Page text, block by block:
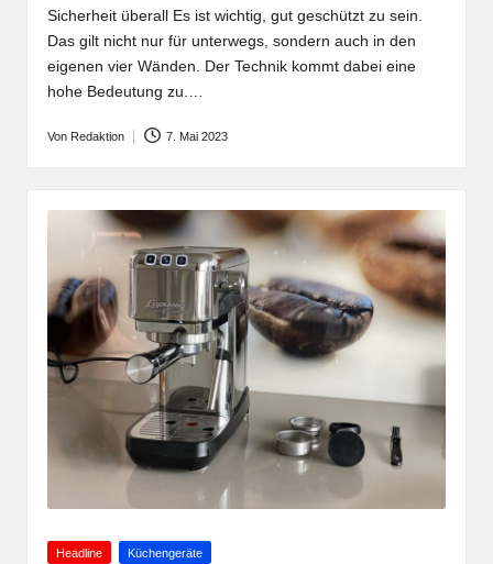
Sicherheit überall Es ist wichtig, gut geschützt zu sein.
Das gilt nicht nur für unterwegs, sondern auch in den
eigenen vier Wänden. Der Technik kommt dabei eine
hohe Bedeutung zu.…
Von Redaktion 7. Mai 2023
Posted
Headline Küchengeräte